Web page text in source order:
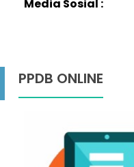
Media Sosial :
PPDB ONLINE